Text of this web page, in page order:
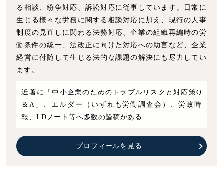
る相談、紛争対応、訴訟対応に従事しています。日常に
生じる様々な労務に関する相談対応に加え、現行の人事
制度の見直しに関わる法務対応、企業の組織再編時の労
働条件の統一、法改正に向けた対応への助言など、企業
経営に付随して生じる法的な課題の解決にも尽力してい
ます。
近著に「中小企業のためのトラブルリスクと対応策Q
＆A」、エルダー（いずれも労働調査会）、労政時
報、LDノート等へ多数の論稿がある
プロフィールを見る